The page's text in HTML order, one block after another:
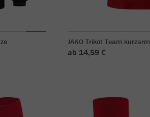
JAKO Trikot Team kurzarm
ab 14,59 €